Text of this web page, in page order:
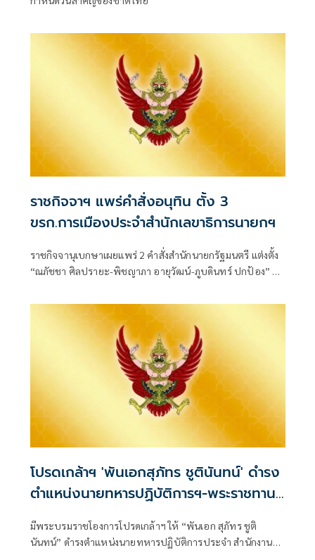
ราชกิจจาฯ แพร่คำสั่งอนุทิน ตั้ง 3
ขรก.การเมืองประจำสำนักเลขาธิการนายกฯ
ราชกิจจานุเบกษาเผยแพร่ 2 คำสั่งสำนักนายกรัฐมนตรี แต่งตั้ง
“ณภัชชา ศิลปรายะ-พิชญาภา อายุวัฒน์-ภูบดินทร์ ปกป้อง” นั่ง
รัฐมนตรี มีผลตั้งแต่ 27 ก
โปรดเกล้าฯ 'พันเอกสุภัทร ชูตินันทน์' ดำรง
ตำแหน่งนายทหารปฏิบัติการฯ-พระราชทาน
มีพระบรมราชโองการโปรดเกล้าฯ ให้ “พันเอก สุภัทร ชูติ
นันทน์” ดำรงตำแหน่งนายทหารปฏิบัติการประจำ สำนักงาน